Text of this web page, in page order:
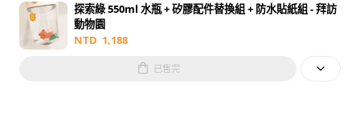
探索綠 550ml 水瓶 + 矽膠配件替換組 + 防水貼紙組 - 拜訪
動物園
NTD 1,188
已售完